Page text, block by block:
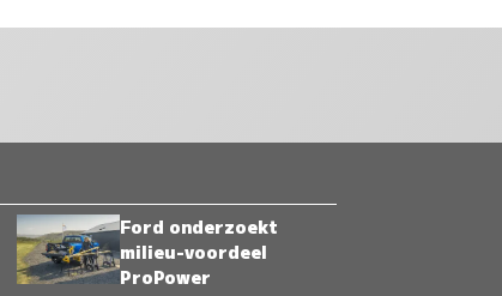
Ford onderzoekt
milieu-voordeel
ProPower